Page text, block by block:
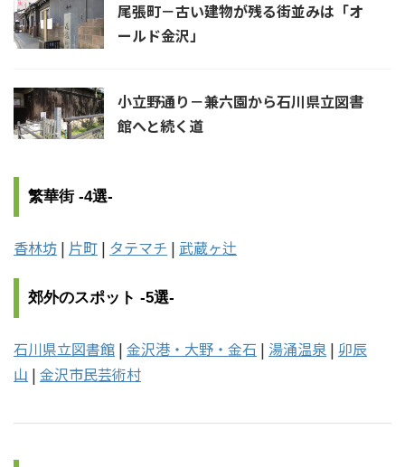
尾張町－古い建物が残る街並みは「オ
ールド金沢」
小立野通り－兼六園から石川県立図書
館へと続く道
繁華街 -4選-
香林坊 | 片町 | タテマチ | 武蔵ヶ辻
郊外のスポット -5選-
石川県立図書館 | 金沢港・大野・金石 | 湯涌温泉 | 卯辰
山 | 金沢市民芸術村